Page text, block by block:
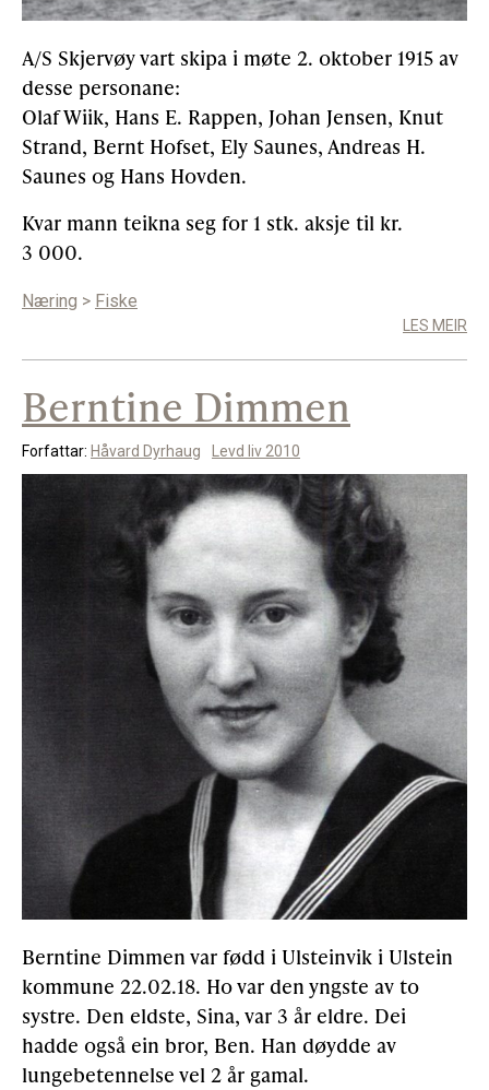
Gløymt passord Allereie medlem?Logg inn
A/S Skjervøy vart skipa i møte 2. oktober 1915 av
desse personane:
Olaf Wiik, Hans E. Rappen, Johan Jensen, Knut
Strand, Bernt Hofset, Ely Saunes, Andreas H.
Saunes og Hans Hovden.
Kvar mann teikna seg for 1 stk. aksje til kr.
3 000.
Næring > Fiske
LES MEIR
Berntine Dimmen
Forfattar: Håvard Dyrhaug Levd liv 2010
Berntine Dimmen var fødd i Ulsteinvik i Ulstein
kommune 22.02.18. Ho var den yngste av to
systre. Den eldste, Sina, var 3 år eldre. Dei
hadde også ein bror, Ben. Han døydde av
lungebetennelse vel 2 år gamal.